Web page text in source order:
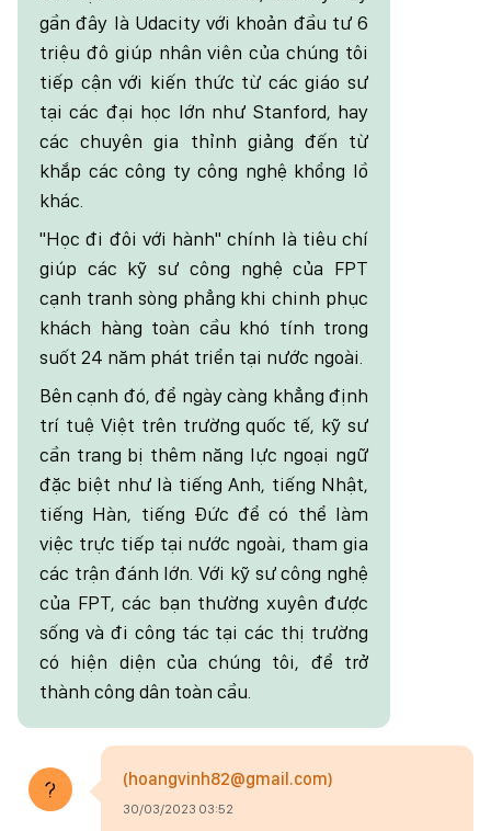
gần đây là Udacity với khoản đầu tư 6
triệu đô giúp nhân viên của chúng tôi
tiếp cận với kiến thức từ các giáo sư
tại các đại học lớn như Stanford, hay
các chuyên gia thỉnh giảng đến từ
khắp các công ty công nghệ khổng lồ
khác.
"Học đi đôi với hành" chính là tiêu chí
giúp các kỹ sư công nghệ của FPT
cạnh tranh sòng phẳng khi chinh phục
khách hàng toàn cầu khó tính trong
suốt 24 năm phát triển tại nước ngoài.
Bên cạnh đó, để ngày càng khẳng định
trí tuệ Việt trên trường quốc tế, kỹ sư
cần trang bị thêm năng lực ngoại ngữ
đặc biệt như là tiếng Anh, tiếng Nhật,
tiếng Hàn, tiếng Đức để có thể làm
việc trực tiếp tại nước ngoài, tham gia
các trận đánh lớn. Với kỹ sư công nghệ
của FPT, các bạn thường xuyên được
sống và đi công tác tại các thị trường
có hiện diện của chúng tôi, để trở
thành công dân toàn cầu.
(hoangvinh82@gmail.com)
30/03/2023 03:52